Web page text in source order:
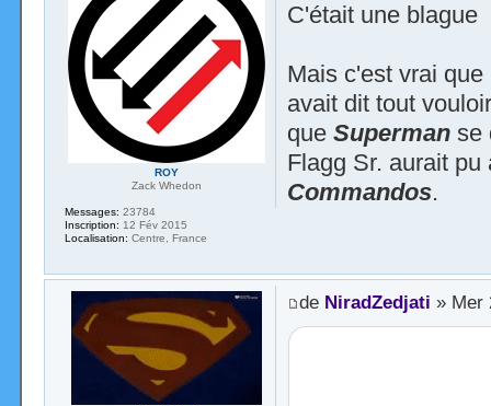
C'était une blague
Mais c'est vrai
avait dit tout
que Superman se
Flagg Sr. aurait
Commandos.
ROY
Zack Whedon
Messages: 23784
Inscription: 12 Fév 2015
Localisation: Centre, France
de NiradZedjati » Mer